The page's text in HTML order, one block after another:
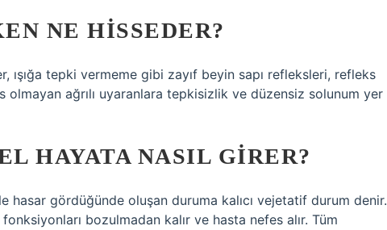
NE HISSEDER?
ışığa tepki vermeme gibi zayıf beyin sapı refleksleri, refleks
ağrılı uyaranlara tepkisizlik ve düzensiz solunum yer
HAYATA NASIL GIRER?
hasar gördüğünde oluşan duruma kalıcı vejetatif durum denir.
bozulmadan kalır ve hasta nefes alır. Tüm